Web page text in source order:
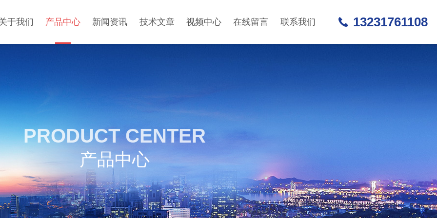
于我们 产品中心 新闻资讯 技术文章 视频中心 在线留言 联系我们 13231761108
PRODUCT CENTER
产品中心